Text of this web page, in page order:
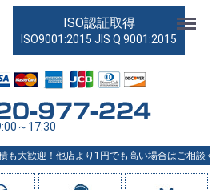
ISO認証取得
ISO9001:2015 JIS Q 9001:2015
～17:30
も大歓迎！他店より1円でも高い場合はご相談